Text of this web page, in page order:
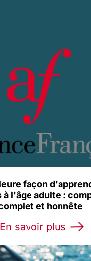
façon
à l'âge adulte :
et honnête
En savoir plus